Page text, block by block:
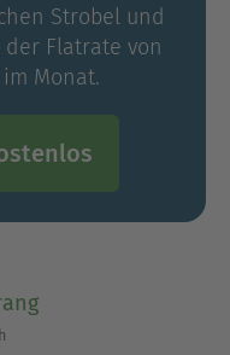
Strobel und
Flatrate von
im Monat.